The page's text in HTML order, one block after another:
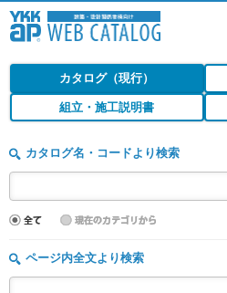
カタログ（現行）
組立・施工説明書
カタログ名・コードより検索
ページ内全文より検索